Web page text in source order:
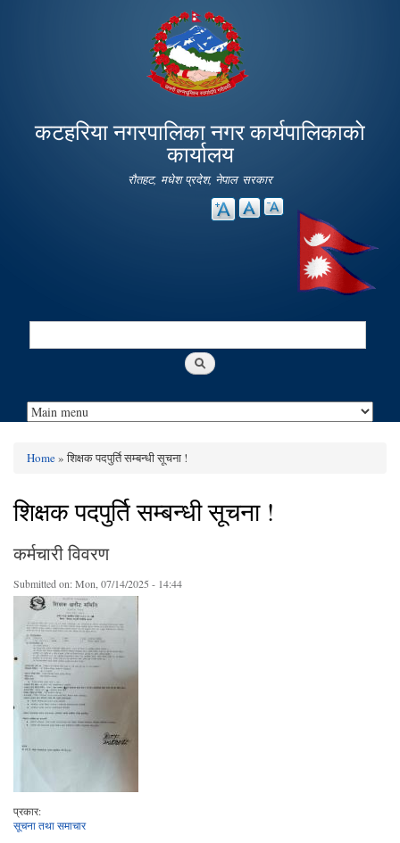
main
content
कटहरिया नगरपालिका नगर कार्यपालिकाकाे
कार्यालय
रौतहट, मधेश प्रदेश, नेपाल सरकार
Search
Home» शिक्षक पदपुर्ति सम्बन्धी सूचना !
शिक्षक पदपुर्ति सम्बन्धी सूचना !
कर्मचारी विवरण
Submitted on:Mon, 07/14/2025 - 14:44
प्रकार:
सूचना तथा समाचार